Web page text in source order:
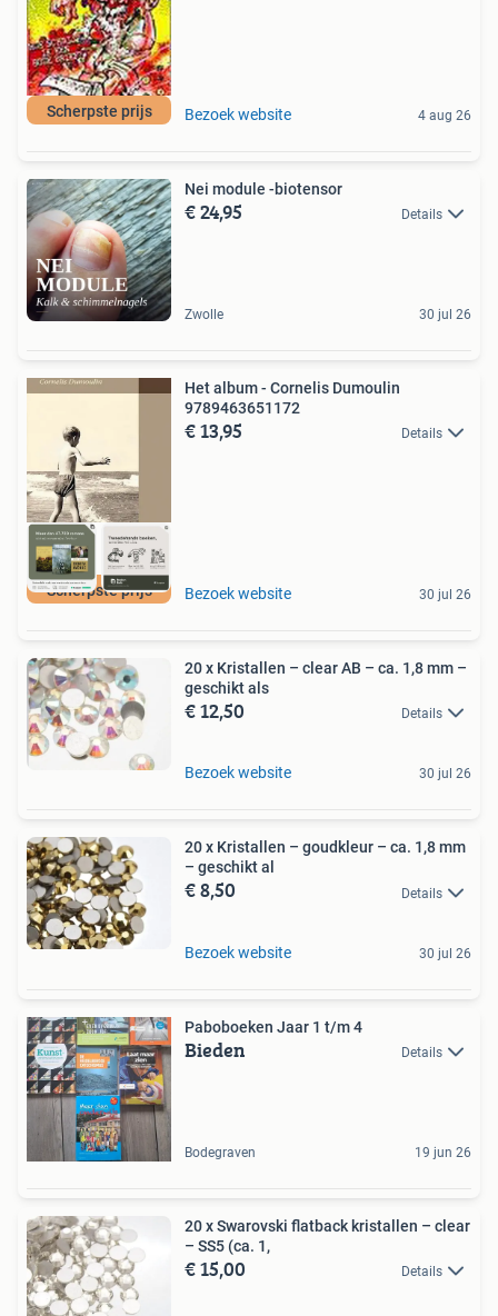
Scherpste prijs Bezoek website 4 aug 26
Nei module -biotensor
€ 24,95 Details
Zwolle 30 jul 26
Scherpste prijs
Het album - Cornelis Dumoulin
9789463651172
€ 13,95 Details
Bezoek website 30 jul 26
20 x Kristallen – clear AB – ca. 1,8 mm –
geschikt als
€ 12,50 Details
Bezoek website 30 jul 26
20 x Kristallen – goudkleur – ca. 1,8 mm
– geschikt al
€ 8,50 Details
Bezoek website 30 jul 26
Paboboeken Jaar 1 t/m 4
Bieden Details
Bodegraven 19 jun 26
20 x Swarovski flatback kristallen – clear
– SS5 (ca. 1,
€ 15,00 Details